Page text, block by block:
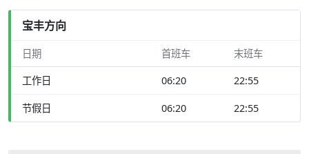
宝丰方向
日期 首班车 末班车
工作日 06:20 22:55
节假日 06:20 22:55